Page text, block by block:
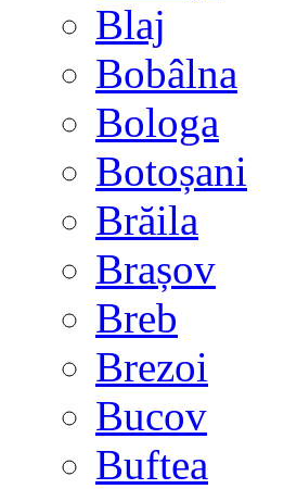
Blaj
Bobâlna
Bologa
Botoșani
Brăila
Brașov
Breb
Brezoi
Bucov
Buftea